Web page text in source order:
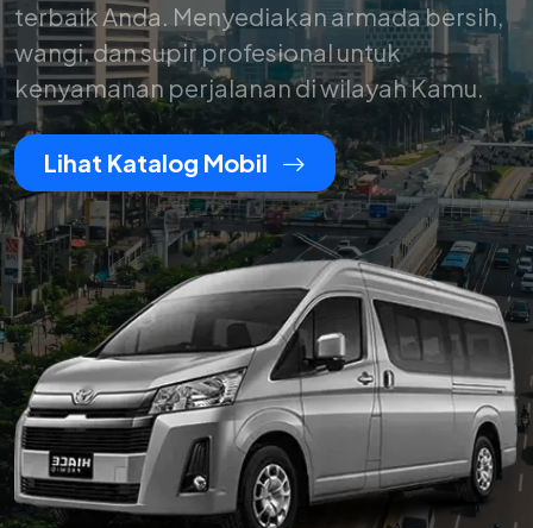
terbaik Anda. Menyediakan armada bersih,
wangi, dan supir profesional untuk
kenyamanan perjalanan di wilayah Kamu.
Lihat Katalog Mobil